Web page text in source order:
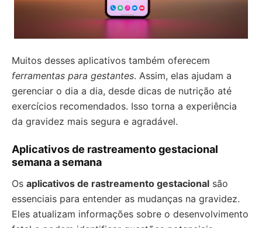
Muitos desses aplicativos também oferecem
ferramentas para gestantes. Assim, elas ajudam a
gerenciar o dia a dia, desde dicas de nutrição até
exercícios recomendados. Isso torna a experiência
da gravidez mais segura e agradável.
Aplicativos de rastreamento gestacional
semana a semana
Os aplicativos de rastreamento gestacional são
essenciais para entender as mudanças na gravidez.
Eles atualizam informações sobre o desenvolvimento